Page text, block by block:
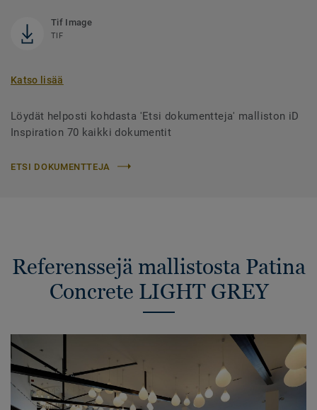
Tif Image
TIF
Katso lisää
Löydät helposti kohdasta 'Etsi dokumentteja' malliston iD
Inspiration 70 kaikki dokumentit
ETSI DOKUMENTTEJA
Referenssejä mallistosta Patina
Concrete LIGHT GREY